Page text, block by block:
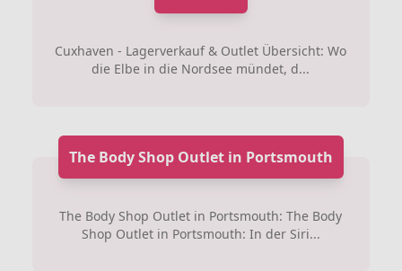
Cuxhaven - Lagerverkauf & Outlet Übersicht: Wo
die Elbe in die Nordsee mündet, d...
The Body Shop Outlet in Portsmouth
The Body Shop Outlet in Portsmouth: The Body
Shop Outlet in Portsmouth: In der Siri...